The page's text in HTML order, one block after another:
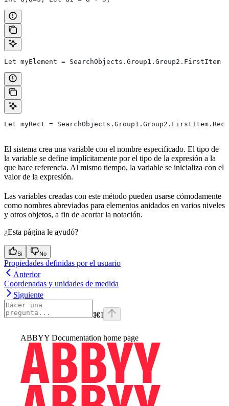
Let myElement = SearchObjects.Group1.Group2.FirstItem
Let myRect = SearchObjects.Group1.Group2.FirstItem.Rect
El sistema crea una variable con el nombre especificado. El tipo de
la variable se define implícitamente por el tipo de la expresión a la
que hace referencia. Al mismo tiempo, la variable se inicializa con el
valor de la expresión.
Las variables creadas con este método pueden usarse cómodamente
como nombres abreviados para elementos anidados en varios niveles
y otros objetos, a fin de acortar la notación.
¿Esta página le ayudó?
Si No
Propiedades definidas por el usuario
Anterior
Coordenadas y unidades de medida
Siguiente
⌘I
ABBYY Documentation home page